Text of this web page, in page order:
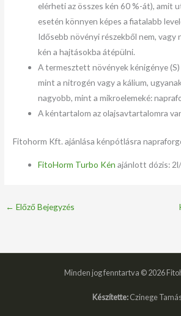
elérheti az összes kén 60 %-át), amit
esetén könnyen képes a fiatalabb
Idősebb növényi részekből nem, vagy
kén a hajtásokba átépülni.
A termesztett növények kénigénye
mint a nitrogén vagy a kálium,
nagyobb, mint a mikroelemeké:
A kéntartalom az olajsavtartalomra
Fitohorm Kft. ajánlása kénpótlásra
FitoHorm Turbo Kénajánlott dózis:
← Előző Bejegyzés
Minden jog fenntartva © 2026
Készítette:Czinege